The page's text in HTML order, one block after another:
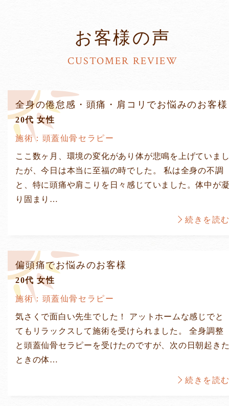
お客様の声
CUSTOMER REVIEW
全身の倦怠感・頭痛・肩コリでお悩みのお客様
20代 女性
施術：頭蓋仙骨セラピー
ここ数ヶ月、環境の変化があり体が悲鳴を上げていま
たが、今日は本当に至福の時でした。 私は全身の不調
と、特に頭痛や肩こりを日々感じていました。体中が
り固まり…
続きを読
偏頭痛でお悩みのお客様
20代 女性
施術：頭蓋仙骨セラピー
気さくで面白い先生でした！ アットホームな感じでと
てもリラックスして施術を受けられました。 全身調整
と頭蓋仙骨セラピーを受けたのですが、次の日朝起き
ときの体…
続きを読